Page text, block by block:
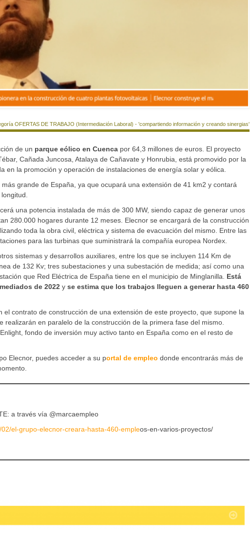
OFERTAS DE TRABAJO (Intermediación Laboral) - 'compartiendo información y creando sinergias'
de un parque eólico en Cuenca por 64,3 millones de euros. El proyecto
Cañada Juncosa, Atalaya de Cañavate y Honrubia, está promovido por la
en la promoción y operación de instalaciones de energía solar y eólica.
grande de España, ya que ocupará una extensión de 41 km2 y contará
una potencia instalada de más de 300 MW, siendo capaz de generar unos
280.000 hogares durante 12 meses. Elecnor se encargará de la construcción
toda la obra civil, eléctrica y sistema de evacuación del mismo. Entre las
para las turbinas que suministrará la compañía europea Nordex.
sistemas y desarrollos auxiliares, entre los que se incluyen 114 Km de
de 132 Kv; tres subestaciones y una subestación de medida; así como una
que Red Eléctrica de España tiene en el municipio de Minglanilla. Está
de 2022 y se estima que los trabajos lleguen a generar hasta 460
contrato de construcción de una extensión de este proyecto, que supone la
realizarán en paralelo de la construcción de la primera fase del mismo.
fondo de inversión muy activo tanto en España como en el resto de
Elecnor, puedes acceder a su portal de empleo donde encontrarás más de
a través vía @marcaempleo
el-grupo-elecnor-creara-hasta-460-empleos-en-varios-proyectos/